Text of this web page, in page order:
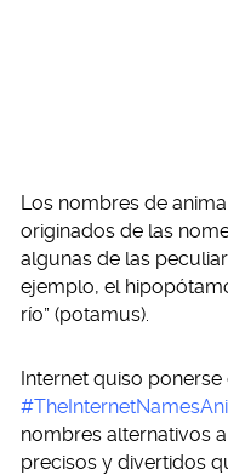
Los nombres de
originados de las
algunas de las
ejemplo, el
río” (potamus).
Internet quiso
nombres alternativos
precisos y divertidos